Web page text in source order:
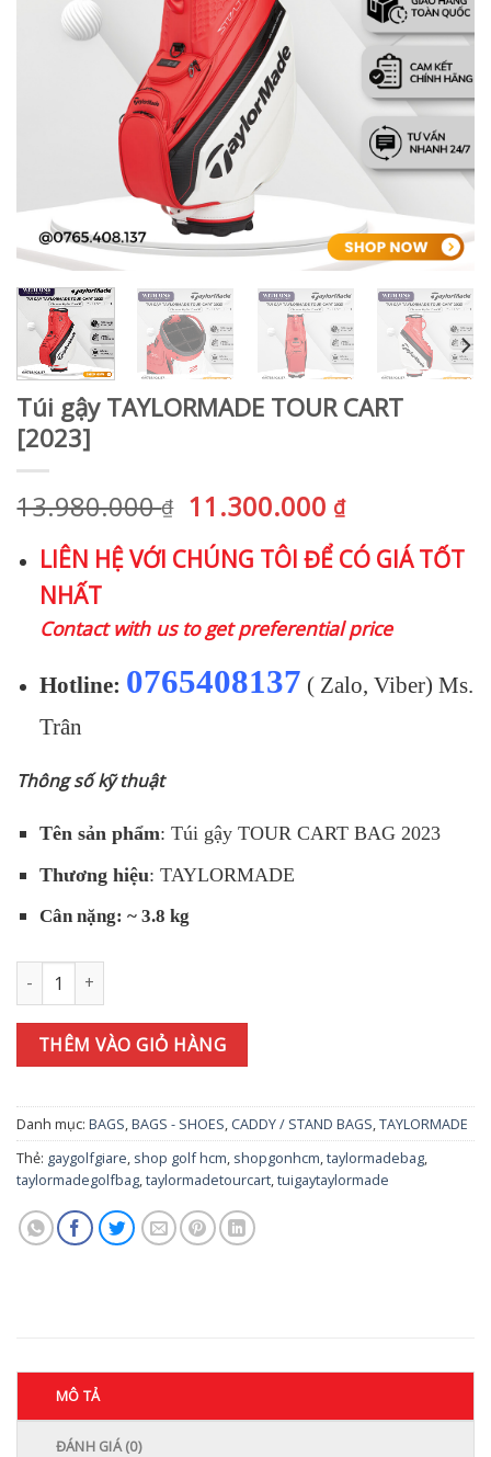
Túi gậy TAYLORMADE TOUR CART
[2023]
13.980.000₫
Giá
gốc
là:
11.300.000 ₫Giá
hiện
tại
11.300.000
LIÊN HỆ VỚI CHÚNG TÔI ĐỂ CÓ GIÁ TỐT
NHẤT
Contact with us to get preferential price
Hotline: 0765408137 ( Zalo, Viber) Ms.
Trân
Thông số kỹ thuật
Tên sản phẩm: Túi gậy TOUR CART BAG 2023
Thương hiệu: TAYLORMADE
Cân nặng: ~ 3.8 kg
Túi gậy TAYLORMADE TOUR CART [2023] số lượng
THÊM VÀO GIỎ HÀNG
Danh mục: BAGS,BAGS - SHOES, CADDY / STAND BAGS,TAYLORMADE
Thẻ: gaygolfgiare, shop golf hcm, shopgonhcm,taylormadebag,
taylormadegolfbag,taylormadetourcart,tuigaytaylormade
MÔ TẢ
ĐÁNH GIÁ (0)